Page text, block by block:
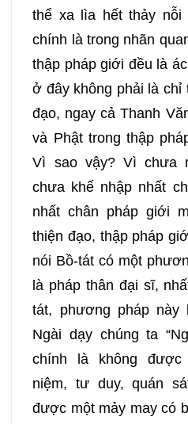
thể xa lìa hết thảy
chính là trong nhãn
thập pháp giới đều là
ở đây không phải là chỉ
đạo, ngay cả Thanh
và Phật trong thập
Vì sao vậy? Vì chưa
chưa khế nhập nhất
nhất chân pháp giới
thiện đạo, thập pháp
nói Bồ-tát có một
là pháp thân đại sĩ,
tát, phương pháp này
Ngài dạy chúng ta
chính là không được
niệm, tư duy, quán
được một mảy may có